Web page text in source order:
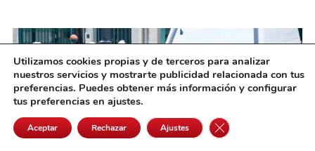
Utilizamos cookies propias y de terceros para analizar
nuestros servicios y mostrarte publicidad relacionada con tus
preferencias. Puedes obtener más información y configurar
tus preferencias en ajustes.
Aceptar Rechazar Ajustes Cerrar el banner de